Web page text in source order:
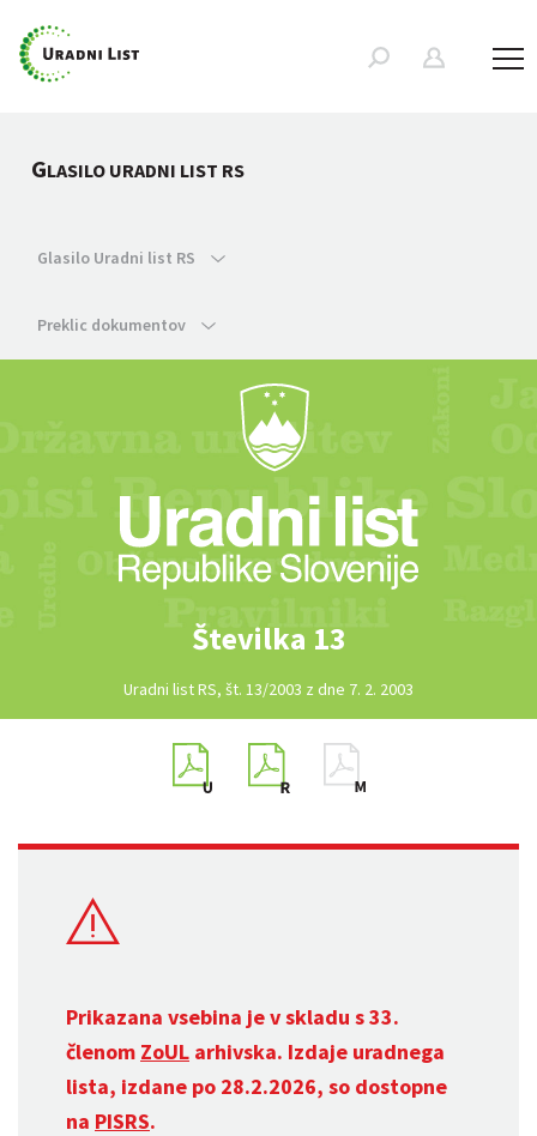
GLASILO URADNI LIST RS
Glasilo Uradni list RS
Preklic dokumentov
Številka 13
Uradni list RS, št. 13/2003 z dne 7. 2. 2003
Prikazana vsebina je v skladu s 33.
členom ZoUL arhivska. Izdaje uradnega
lista, izdane po 28.2.2026, so dostopne
na PISRS.